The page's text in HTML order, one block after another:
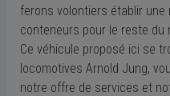
ferons volontiers établir une
conteneurs pour le reste du
Ce véhicule proposé ici se
locomotives Arnold Jung,
notre offre de services et